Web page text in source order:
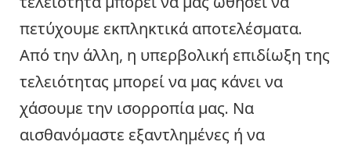
πετύχουμε εκπληκτικά αποτελέσματα.
Από την άλλη, η υπερβολική επιδίωξη της
τελειότητας μπορεί να μας κάνει να
χάσουμε την ισορροπία μας. Να
αισθανόμαστε εξαντλημένες ή να